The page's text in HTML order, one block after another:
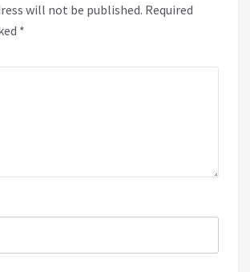
will not be published. Required
*